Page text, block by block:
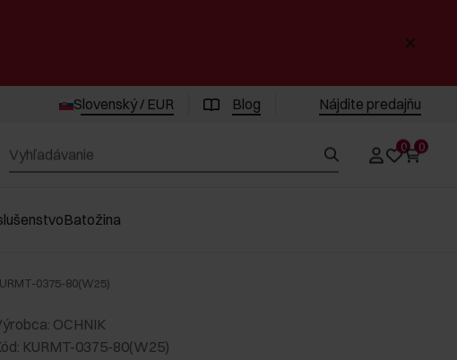
Slovenský / EUR Blog Nájdite predajňu
0 0
Batožina
0375-80(W25)
OCHNIK
KURMT-0375-80(W25)